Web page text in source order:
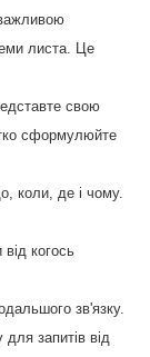
листа. Це
свою
сформулюйте
коли, де і чому.
когось
зв'язку.
запитів від